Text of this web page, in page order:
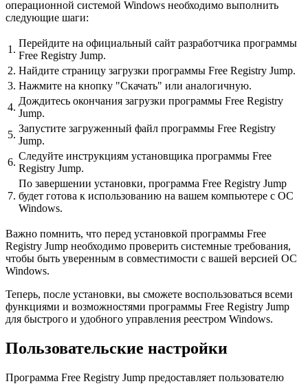
операционной системой Windows необходимо выполнить
следующие шаги:
1.
Перейдите на официальный сайт разработчика программы
Free Registry Jump.
2. Найдите страницу загрузки программы Free Registry Jump.
3. Нажмите на кнопку "Скачать" или аналогичную.
4.
Дождитесь окончания загрузки программы Free Registry
Jump.
5.
Запустите загруженный файл программы Free Registry
Jump.
6.
Следуйте инструкциям установщика программы Free
Registry Jump.
7.
По завершении установки, программа Free Registry Jump
будет готова к использованию на вашем компьютере с ОС
Windows.
Важно помнить, что перед установкой программы Free
Registry Jump необходимо проверить системные требования,
чтобы быть уверенным в совместимости с вашей версией ОС
Windows.
Теперь, после установки, вы сможете воспользоваться всеми
функциями и возможностями программы Free Registry Jump
для быстрого и удобного управления реестром Windows.
Пользовательские настройки
Программа Free Registry Jump предоставляет пользователю